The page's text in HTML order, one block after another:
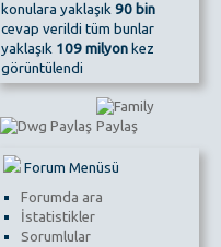
konulara yaklaşık 90 bin
cevap verildi tüm bunlar
yaklaşık 109 milyonkez
görüntülendi
Forum Menüsü
Forumda ara
İstatistikler
Sorumlular